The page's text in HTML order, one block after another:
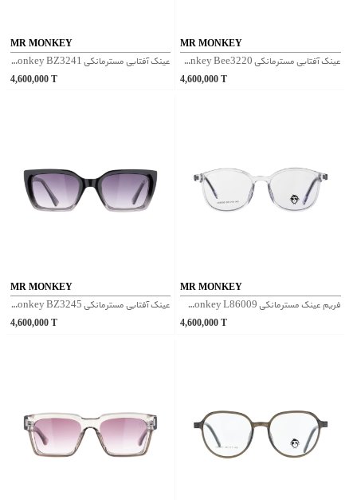
MR MONKEY
عینک آفتابی مسترمانکی Mr Monkey BZ3241 - قهوه‌ای
4,600,000T
MR MONKEY
عینک آفتابی مسترمانکی Mr Monkey Bee3220 - بنفش
4,600,000 T
MR MONKEY
عینک آفتابی مسترمانکی Mr Monkey BZ3245 - بنفش
4,600,000T
MR MONKEY
فریم عینک مسترمانکی Mr Monkey L86009 - شفاف
4,600,000 T